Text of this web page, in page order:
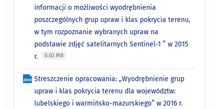
informacji o możliwości wyodrębnienia
poszczególnych grup upraw i klas pokrycia terenu,
w tym rozpoznanie wybranych upraw na
podstawie zdjęć satelitarnych Sentinel-1 ” w 2015
r.
0.02 MB
Streszczenie opracowania: „Wyodrębnienie grup
upraw i klas pokrycia terenu dla województw:
lubelskiego i warmińsko-mazurskiego” w 2016 r.